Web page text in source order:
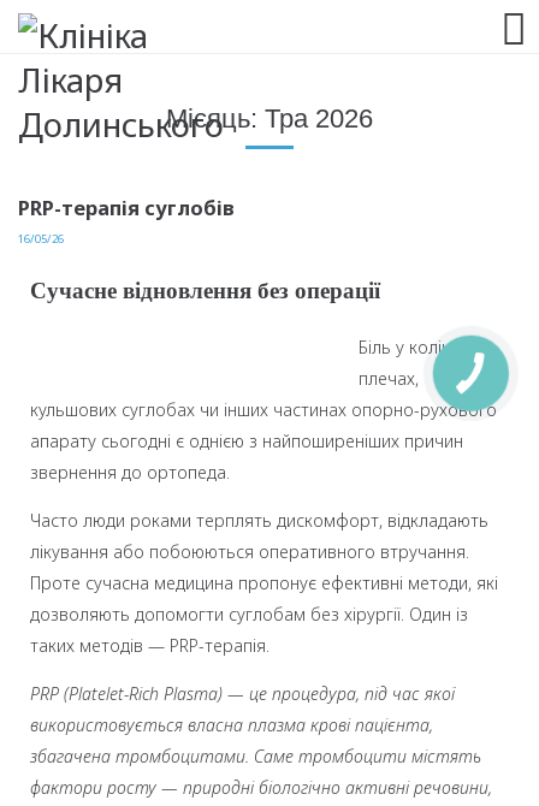
Місяць: Тра 2026
PRP-терапія суглобів
16/05/26
Cучасне відновлення без операції
Біль у колінах,
плечах,
кульшових суглобах чи інших частинах опорно-рухового
апарату сьогодні є однією з найпоширеніших причин
звернення до ортопеда.
Часто люди роками терплять дискомфорт, відкладають
лікування або побоюються оперативного втручання.
Проте сучасна медицина пропонує ефективні методи, які
дозволяють допомогти суглобам без хірургії. Один із
таких методів — PRP-терапія.
PRP (Platelet-Rich Plasma) — це процедура, під час якої
використовується власна плазма крові пацієнта,
збагачена тромбоцитами. Саме тромбоцити містять
фактори росту — природні біологічно активні речовини,